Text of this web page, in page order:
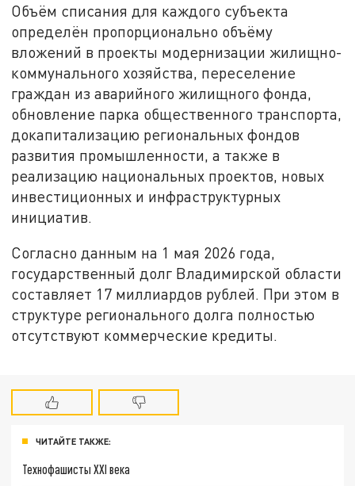
Объём списания для каждого субъекта
определён пропорционально объёму
вложений в проекты модернизации жилищно-
коммунального хозяйства, переселение
граждан из аварийного жилищного фонда,
обновление парка общественного транспорта,
докапитализацию региональных фондов
развития промышленности, а также в
реализацию национальных проектов, новых
инвестиционных и инфраструктурных
инициатив.
Согласно данным на 1 мая 2026 года,
государственный долг Владимирской области
составляет 17 миллиардов рублей. При этом в
структуре регионального долга полностью
отсутствуют коммерческие кредиты.
ЧИТАЙТЕ ТАКЖЕ:
Технофашисты XXI века